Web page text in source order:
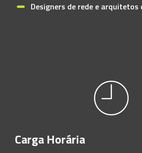
Designers de rede e arquitetos
Carga Horária